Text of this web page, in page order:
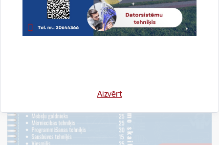
Aizvērt
Visi jaunumi